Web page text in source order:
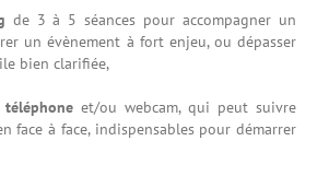
de 3 à 5 séances pour accompagner un
un évènement à fort enjeu, ou dépasser
bien clarifiée,
et/ou webcam, qui peut suivre
face à face, indispensables pour démarrer